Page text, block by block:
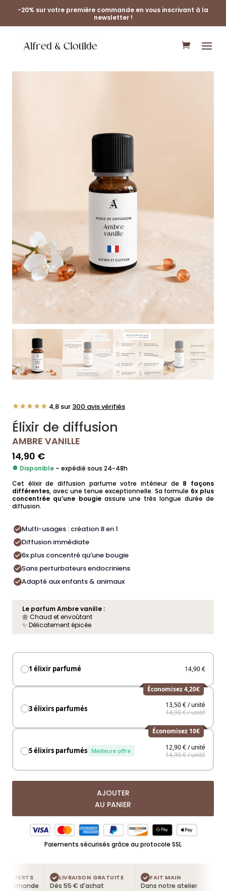
-20% sur votre première commande en vous inscrivant à la
newsletter !
★★★★★ 4,8 sur 300 avis vérifiés
Élixir de diffusion
AMBRE VANILLE
14,90 €
● Disponible – expédié sous 24-48h
Cet élixir de diffusion parfume votre intérieur de 8 façons
différentes, avec une tenue exceptionnelle. Sa formule 6x plus
concentrée qu’une bougieassure une très longue durée de
diffusion.
Multi-usages : création 8 en 1
Diffusion immédiate
6x plus concentré qu’une bougie
Sans perturbateurs endocriniens
Adapté aux enfants & animaux
Le parfum Ambre vanille :
🌼 Chaud et envoûtant
✨ Délicatement épicée
1 élixir parfumé 14,90 €
Économisez 4,20€
3 élixirs parfumés
13,50 € / unité
14,90 € / unité
Économisez 10€
5 élixirs parfumés Meilleure offre
12,90 € / unité
14,90 € / unité
AJOUTER
AU PANIER
Paiements sécurisés grâce au protocole SSL
LIVRAISON GRATUITE
Dès 55 € d'achat
FAIT MAIN
Dans notre atelier